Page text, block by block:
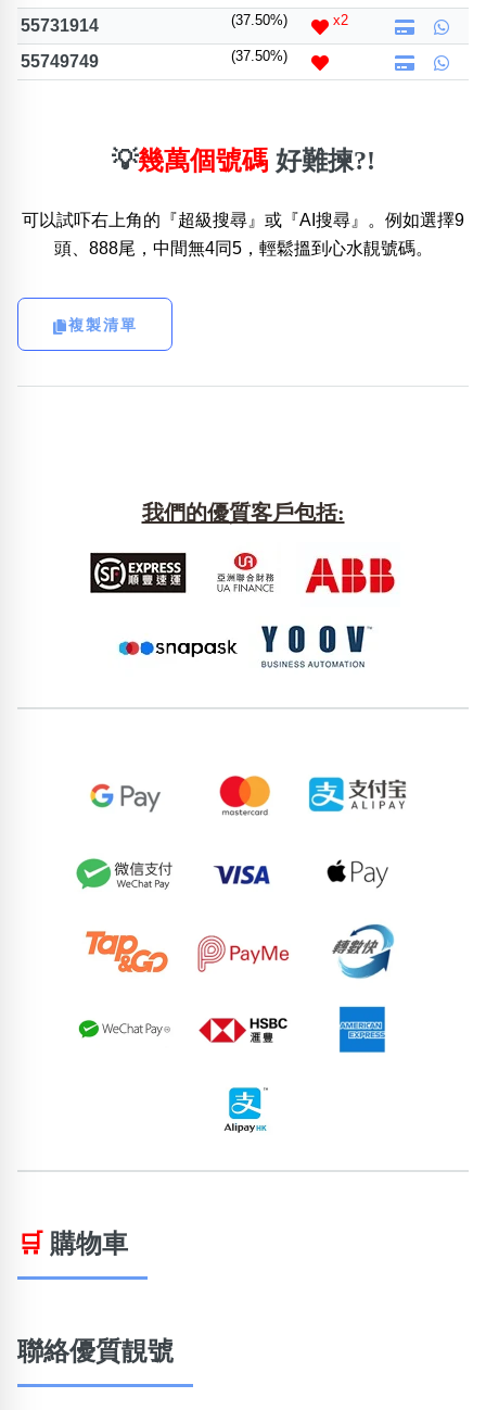
55731914 (37.50%) x2
55749749 (37.50%)
💡幾萬個號碼 好難揀?!
可以試吓右上角的『超級搜尋』或『AI搜尋』。例如選擇9
頭、888尾，中間無4同5，輕鬆搵到心水靚號碼。
複製清單
我們的優質客戶包括:
🛒 購物車
聯絡優質靚號